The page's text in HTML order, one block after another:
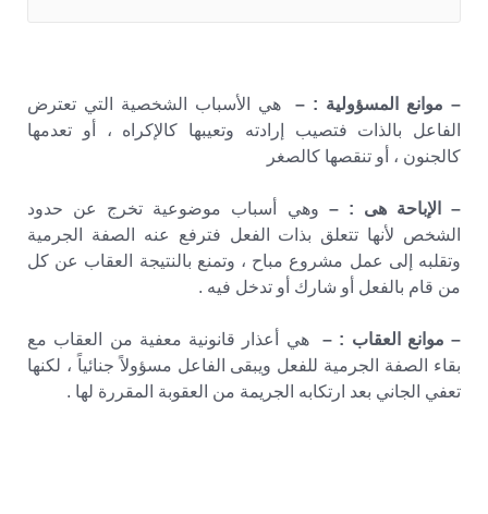
– موانع المسؤولية : –هي الأسباب الشخصية التي تعترض
الفاعل بالذات فتصيب إرادته وتعيبها كالإكراه ، أو تعدمها
كالجنون ، أو تنقصها كالصغر
– الإباحة هى : – وهي أسباب موضوعية تخرج عن حدود
الشخص لأنها تتعلق بذات الفعل فترفع عنه الصفة الجرمية
وتقلبه إلى عمل مشروع مباح ، وتمنع بالنتيجة العقاب عن كل
من قام بالفعل أو شارك أو تدخل فيه .
– موانع العقاب : –
هي أعذار قانونية معفية من العقاب مع
بقاء الصفة الجرمية للفعل ويبقى الفاعل مسؤولاً جنائياً ، لكنها
تعفي الجاني بعد ارتكابه الجريمة من العقوبة المقررة لها .